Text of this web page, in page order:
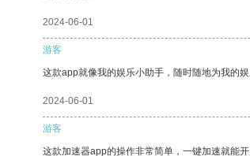
2024-06-01
游客
这款app就像我的娱乐小助手，随时随地为我的娱
2024-06-01
游客
这款加速器app的操作非常简单，一键加速就能开